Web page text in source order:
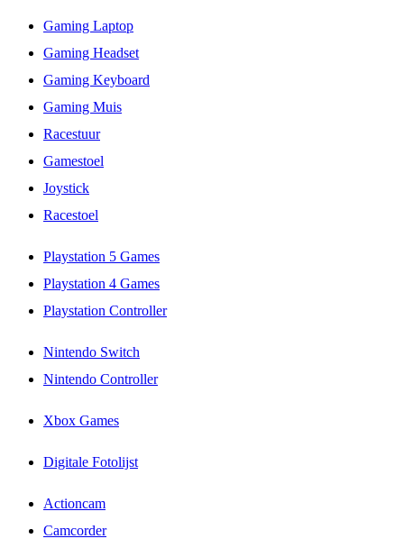
Gaming Laptop
Gaming Headset
Gaming Keyboard
Gaming Muis
Racestuur
Gamestoel
Joystick
Racestoel
Playstation 5 Games
Playstation 4 Games
Playstation Controller
Nintendo Switch
Nintendo Controller
Xbox Games
Digitale Fotolijst
Actioncam
Camcorder